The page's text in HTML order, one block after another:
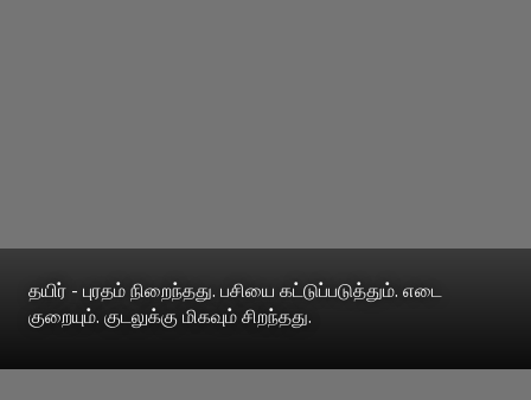
தயிர் - புரதம் நிறைந்தது. பசியை கட்டுப்படுத்தும். எடை
குறையும். குடலுக்கு மிகவும் சிறந்தது.